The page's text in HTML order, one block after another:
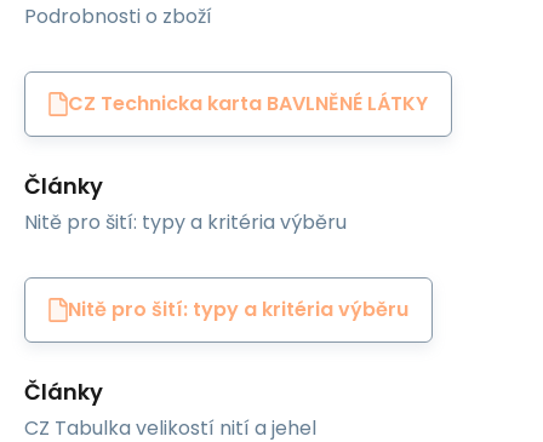
Podrobnosti o zboží
CZ Technicka karta BAVLNĚNÉ LÁTKY
Články
Nitě pro šití: typy a kritéria výběru
Nitě pro šití: typy a kritéria výběru
Články
CZ Tabulka velikostí nití a jehel